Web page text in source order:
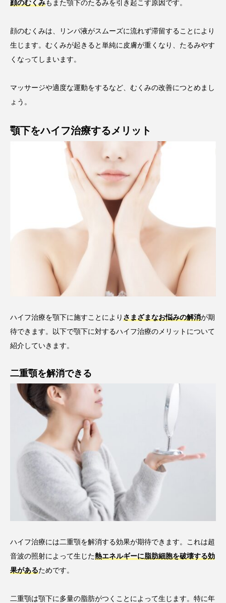
顔のむくみもまた顎下のたるみを引き起こす原因です。
顔のむくみは、リンパ液がスムーズに流れず滞留することにより
生じます。むくみが起きると単純に皮膚が重くなり、たるみやす
くなってしまいます。
マッサージや適度な運動をするなど、むくみの改善につとめまし
ょう。
顎下をハイフ治療するメリット
ハイフ治療を顎下に施すことにより さまざまなお悩みの解消が期
待できます。以下で顎下に対するハイフ治療のメリットについて
紹介していきます。
二重顎を解消できる
ハイフ治療には二重顎を解消する効果が期待できます。これは超
音波の照射によって生じた熱エネルギーに脂肪細胞を破壊する効
果があるためです。
二重顎は顎下に多量の脂肪がつくことによって生じます。特に年